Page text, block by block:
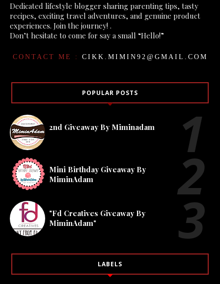
Dedicated lifestyle blogger sharing parenting tips, tasty
recipes, exciting travel adventures, and genuine product
experiences. Join the journey! .
Don’t hesitate to come for say a small “Hello!”
CONTACT ME : CIKK.MIMIN92@GMAIL.COM
POPULAR POSTS
2nd Giveaway By Miminadam
Mini Birthday Giveaway By
MiminAdam
"Fd Creatives Giveaway By
MiminAdam"
LABELS